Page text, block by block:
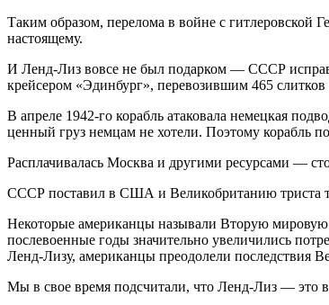
Таким образом, перелома в войне с гитлеровской
настоящему.
И Ленд-Лиз вовсе не был подарком — СССР
крейсером «Эдинбург», перевозившим 465
В апреле 1942-го корабль атаковала немецкая
ценный груз немцам не хотели. Поэтому корабль
Расплачивалась Москва и другими ресурсами —
СССР поставил в США и Великобританию триста
Некоторые американцы называли Вторую
послевоенные годы значительно увеличились
Ленд-Лизу, американцы преодолели последствия
Мы в свое время подсчитали, что Ленд-Лиз — это